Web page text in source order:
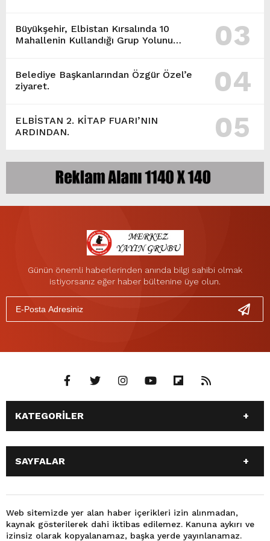
Büyükşehir, Elbistan Kırsalında 10
Mahallenin Kullandığı Grup Yolunu
03
Belediye Başkanlarından Özgür Özel’e
ziyaret.
04
ELBİSTAN 2. KİTAP FUARI’NIN
ARDINDAN.
05
Günün önemli haberlerinden anında bilgi sahibi olmak
istiyorsanız eğer haber bültenine üye olun.
KATEGORİLER
ANASAYFA
3. SAYFA
DÜNYA
EKONOMİ
GÜNDEM
MAGAZİN
OTOMOBİL
SAĞLIK
SİYASET
SPOR
TEKNOLOJİ
SAYFALAR
DÜNYA
SPOR
MAGAZİN
3. SAYFA
Web sitemizde yer alan haber içerikleri izin alınmadan,
kaynak gösterilerek dahi iktibas edilemez. Kanuna aykırı ve
izinsiz olarak kopyalanamaz, başka yerde yayınlanamaz.